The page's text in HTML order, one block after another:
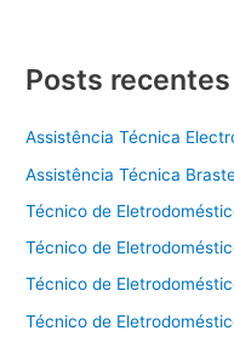
Posts recentes
Assistência Técnica
Assistência Técnica
Técnico de
Técnico de
Técnico de
Técnico de